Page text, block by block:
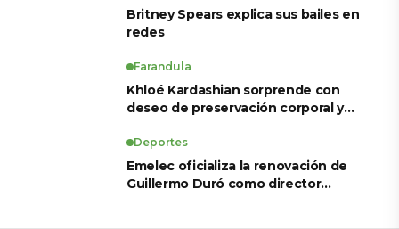
Britney Spears explica sus bailes en
redes
Farandula
Khloé Kardashian sorprende con
deseo de preservación corporal y
Deportes
Emelec oficializa la renovación de
Guillermo Duró como director